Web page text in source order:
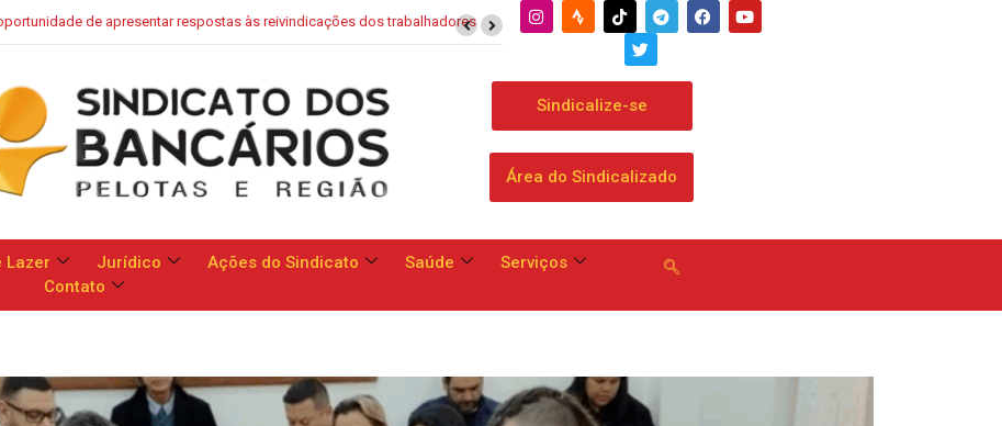
trabalhadores Saúde Caixa: Banco apresenta proposta que chega a dobrar mensalidade
Sindicalize-se
Área do Sindicalizado
Lazer Jurídico Ações do Sindicato Saúde
Serviços
Contato